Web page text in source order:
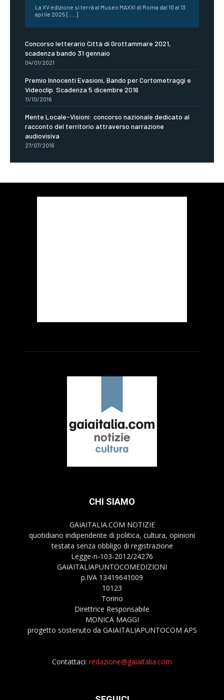
La XV edizione si terrà al Museo MAXXI di Roma dal 10 al 13
aprile 2025 [.....]
Concorso letterario Città di Grottammare 2021,
scadenza bando 31 gennaio
04/01/2021
Premio Innocenti Evasioni, Bando per Cortometraggi e
Videoclip. Scadenza 5 dicembre 2016
11/10/2016
Mente Locale-Visioni: concorso nazionale dedicato al
racconto del territorio attraverso narrazione
audiovisiva
27/07/2016
CHI SIAMO
GAIAITALIA.COM NOTIZIE
quotidiano indipendente di politica, cultura, opinioni
testata senza obbligo di registrazione
Legge-n-103-2012/24276
GAIAITALIAPUNTOCOMEDIZIONI
p.IVA 13419641009
10123
Torino
Direttrice Responsabile
MONICA MAGGI
progetto sostenuto da GAIAITALIAPUNTOCOM APS
Contattaci: redazione@gaiaitalia.com